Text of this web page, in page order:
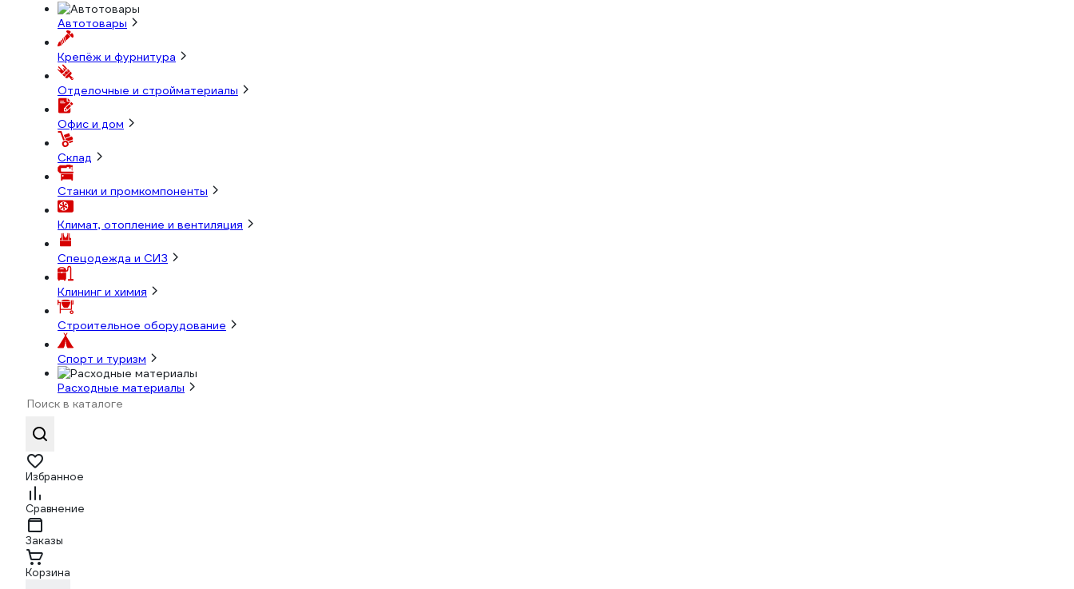
Автотовары
Крепёж и фурнитура
Отделочные и стройматериалы
Офис и дом
Склад
Станки и промкомпоненты
Климат, отопление и вентиляция
Спецодежда и СИЗ
Клининг и химия
Строительное оборудование
Спорт и туризм
Расходные материалы
Избранное
Сравнение
Заказы
Корзина